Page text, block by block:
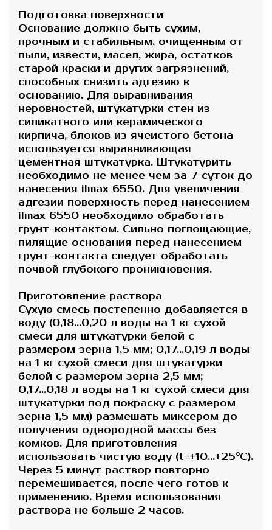
Подготовка поверхности
Основание должно быть сухим,
прочным и стабильным, очищенным от
пыли, извести, масел, жира, остатков
старой краски и других загрязнений,
способных снизить адгезию к
основанию. Для выравнивания
неровностей, штукатурки стен из
силикатного или керамического
кирпича, блоков из ячеистого бетона
используется выравнивающая
цементная штукатурка. Штукатурить
необходимо не менее чем за 7 суток до
нанесения ilmax 6550. Для увеличения
адгезии поверхность перед нанесением
ilmax 6550 необходимо обработать
грунт-контактом. Сильно поглощающие,
пилящие основания перед нанесением
грунт-контакта следует обработать
почвой глубокого проникновения.
Приготовление раствора
Сухую смесь постепенно добавляется в
воду (0,18...0,20 л воды на 1 кг сухой
смеси для штукатурки белой с
размером зерна 1,5 мм; 0,17...0,19 л воды
на 1 кг сухой смеси для штукатурки
белой с размером зерна 2,5 мм;
0,17...0,18 л воды на 1 кг сухой смеси для
штукатурки под покраску с размером
зерна 1,5 мм) размешать миксером до
получения однородной массы без
комков. Для приготовления
использовать чистую воду (t=+10...+25°C).
Через 5 минут раствор повторно
перемешивается, после чего готов к
применению. Время использования
раствора не больше 2 часов.